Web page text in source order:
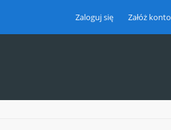
Zaloguj się Załóż konto